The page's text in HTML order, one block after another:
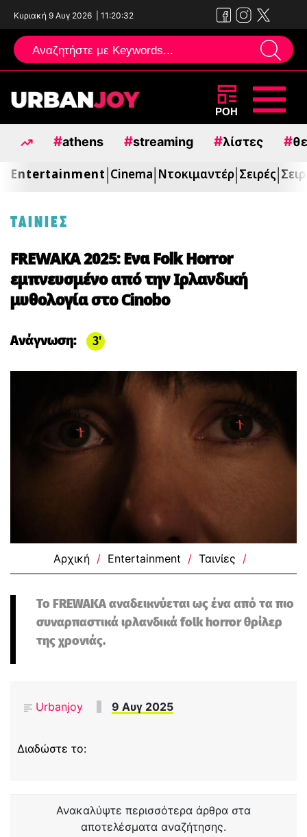
Κυριακή 9 Αυγ 2026 11:20:33
Μεταπηδήστε
περιεχόμενο
ΡΟΗ
#athens #streaming #λίστες #
Entertainment Cinema Ντοκιμαντέρ Σειρές
ΤΑΙΝΙΕΣ
FREWAKA 2025: Ενα Folk Horror
εμπνευσμένο από την Ιρλανδική
μυθολογία στο Cinobo
Ανάγνωση: 3
Αρχική / Entertainment / Ταινίες /
Το FREWAKA αναδεικνύεται ως ένα από τα πιο
συναρπαστικά ιρλανδικά folk horror θρίλερ
της χρονιάς.
Urbanjoy 9 Αυγ 2025
Διαδώστε το:
Ανακαλύψτε περισσότερα άρθρα στα
αποτελέσματα αναζήτησης.